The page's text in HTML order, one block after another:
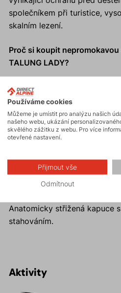
společníkem při turistice,
skalním lezení.
Proč si koupit
TALUNG LADY?
ženám.
Dermizax prodyšná
bunda.
Jednoruční stahování
Hrudní kapsa na levé straně.
Vysoký límec na ochranu
Anatomicky střižená kapuce
stahováním.
Aktivity
Používáme cookies
Můžeme je umístit pro analýzu našich
našeho webu, ukázání
skvělého zážitku z webu. Pro více
otevřené nastavení.
Přijmout vše
Odmítnout